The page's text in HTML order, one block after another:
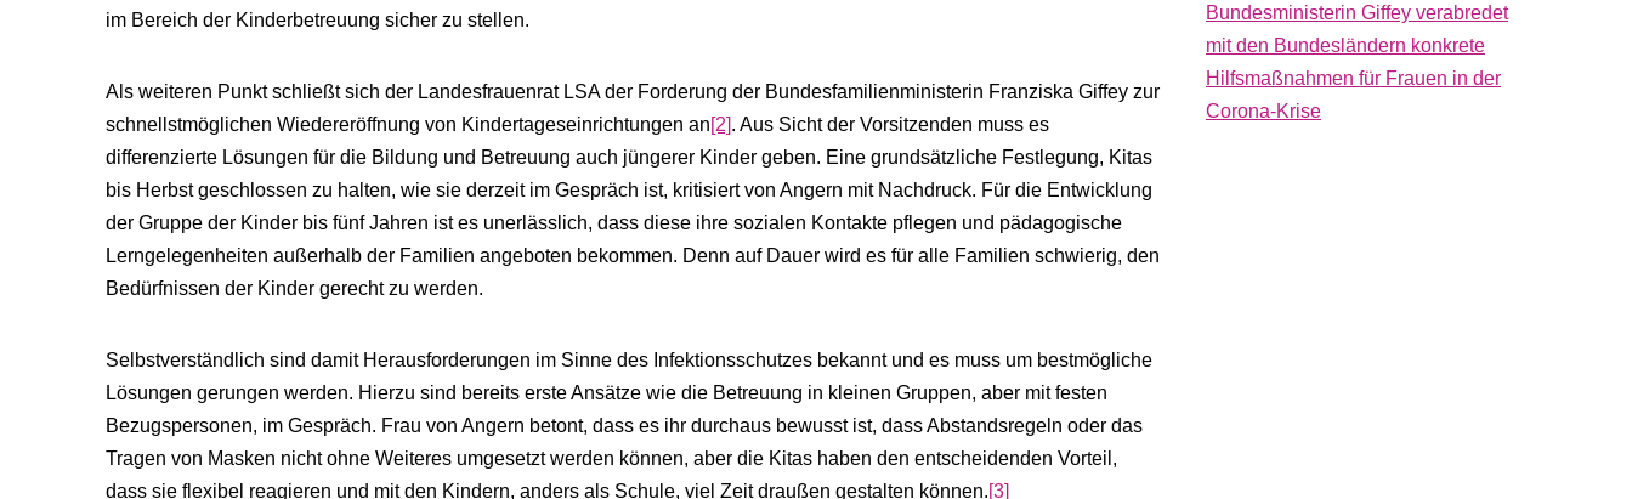
im Bereich der Kinderbetreuung sicher zu stellen.
Als weiteren Punkt schließt sich der Landesfrauenrat LSA der Forderung der Bundesfamilienministerin Franziska Giffey zur
schnellstmöglichen Wiedereröffnung von Kindertageseinrichtungen an[2]. Aus Sicht der Vorsitzenden muss es
differenzierte Lösungen für die Bildung und Betreuung auch jüngerer Kinder geben. Eine grundsätzliche Festlegung, Kitas
bis Herbst geschlossen zu halten, wie sie derzeit im Gespräch ist, kritisiert von Angern mit Nachdruck. Für die Entwicklung
der Gruppe der Kinder bis fünf Jahren ist es unerlässlich, dass diese ihre sozialen Kontakte pflegen und pädagogische
Lerngelegenheiten außerhalb der Familien angeboten bekommen. Denn auf Dauer wird es für alle Familien schwierig, den
Bedürfnissen der Kinder gerecht zu werden.
Selbstverständlich sind damit Herausforderungen im Sinne des Infektionsschutzes bekannt und es muss um bestmögliche
Lösungen gerungen werden. Hierzu sind bereits erste Ansätze wie die Betreuung in kleinen Gruppen, aber mit festen
Bezugspersonen, im Gespräch. Frau von Angern betont, dass es ihr durchaus bewusst ist, dass Abstandsregeln oder das
Tragen von Masken nicht ohne Weiteres umgesetzt werden können, aber die Kitas haben den entscheidenden Vorteil,
dass sie flexibel reagieren und mit den Kindern, anders als Schule, viel Zeit draußen gestalten können.[3]
Bundesministerin Giffey verabredet
mit den Bundesländern konkrete
Hilfsmaßnahmen für Frauen in der
Corona-Krise